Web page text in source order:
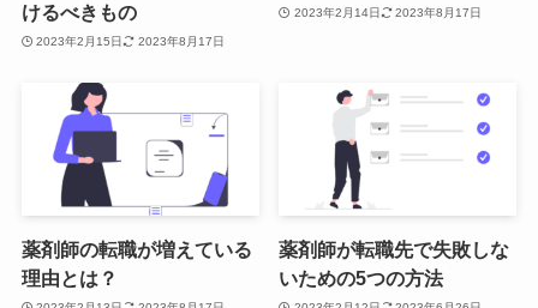
けるべきもの
2023年2月15日 2023年8月17日
2023年2月14日 2023年8月17日
薬剤師の転職が増えている
理由とは？
薬剤師が転職先で失敗しな
いための5つの方法